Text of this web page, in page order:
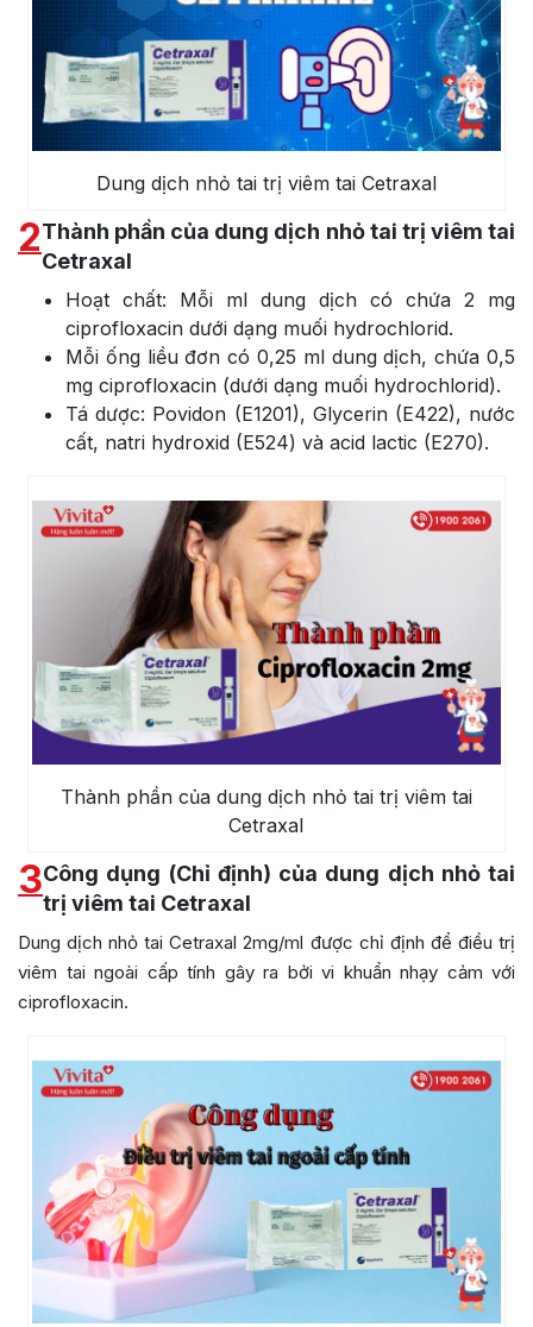
Dung dịch nhỏ tai trị viêm tai Cetraxal
2Thành phần của dung dịch nhỏ tai trị viêm tai
Cetraxal
Hoạt chất: Mỗi ml dung dịch có chứa 2 mg
ciprofloxacin dưới dạng muối hydrochlorid.
Mỗi ống liều đơn có 0,25 ml dung dịch, chứa 0,5
mg ciprofloxacin (dưới dạng muối hydrochlorid).
Tá dược: Povidon (E1201), Glycerin (E422), nước
cất, natri hydroxid (E524) và acid lactic (E270).
Thành phần của dung dịch nhỏ tai trị viêm tai
Cetraxal
3Công dụng (Chỉ định) của dung dịch nhỏ tai
trị viêm tai Cetraxal
Dung dịch nhỏ tai Cetraxal 2mg/ml được chỉ định để điều trị
viêm tai ngoài cấp tính gây ra bởi vi khuẩn nhạy cảm với
ciprofloxacin.